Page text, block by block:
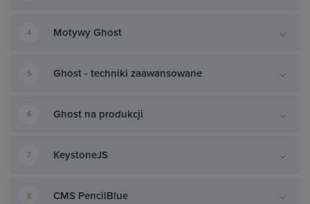
4 Motywy Ghost
5 Ghost - techniki zaawansowane
6 Ghost na produkcji
7 KeystoneJS
8 CMS PencilBlue